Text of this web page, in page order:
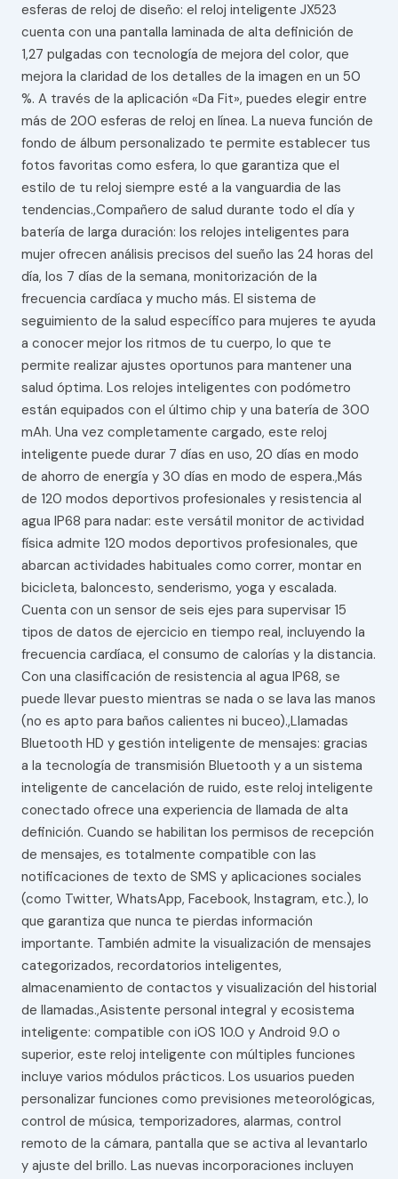
esferas de reloj de diseño: el reloj inteligente JX523
cuenta con una pantalla laminada de alta definición de
1,27 pulgadas con tecnología de mejora del color, que
mejora la claridad de los detalles de la imagen en un 50
%. A través de la aplicación «Da Fit», puedes elegir entre
más de 200 esferas de reloj en línea. La nueva función de
fondo de álbum personalizado te permite establecer tus
fotos favoritas como esfera, lo que garantiza que el
estilo de tu reloj siempre esté a la vanguardia de las
tendencias.,Compañero de salud durante todo el día y
batería de larga duración: los relojes inteligentes para
mujer ofrecen análisis precisos del sueño las 24 horas del
día, los 7 días de la semana, monitorización de la
frecuencia cardíaca y mucho más. El sistema de
seguimiento de la salud específico para mujeres te ayuda
a conocer mejor los ritmos de tu cuerpo, lo que te
permite realizar ajustes oportunos para mantener una
salud óptima. Los relojes inteligentes con podómetro
están equipados con el último chip y una batería de 300
mAh. Una vez completamente cargado, este reloj
inteligente puede durar 7 días en uso, 20 días en modo
de ahorro de energía y 30 días en modo de espera.,Más
de 120 modos deportivos profesionales y resistencia al
agua IP68 para nadar: este versátil monitor de actividad
física admite 120 modos deportivos profesionales, que
abarcan actividades habituales como correr, montar en
bicicleta, baloncesto, senderismo, yoga y escalada.
Cuenta con un sensor de seis ejes para supervisar 15
tipos de datos de ejercicio en tiempo real, incluyendo la
frecuencia cardíaca, el consumo de calorías y la distancia.
Con una clasificación de resistencia al agua IP68, se
puede llevar puesto mientras se nada o se lava las manos
(no es apto para baños calientes ni buceo).,Llamadas
Bluetooth HD y gestión inteligente de mensajes: gracias
a la tecnología de transmisión Bluetooth y a un sistema
inteligente de cancelación de ruido, este reloj inteligente
conectado ofrece una experiencia de llamada de alta
definición. Cuando se habilitan los permisos de recepción
de mensajes, es totalmente compatible con las
notificaciones de texto de SMS y aplicaciones sociales
(como Twitter, WhatsApp, Facebook, Instagram, etc.), lo
que garantiza que nunca te pierdas información
importante. También admite la visualización de mensajes
categorizados, recordatorios inteligentes,
almacenamiento de contactos y visualización del historial
de llamadas.,Asistente personal integral y ecosistema
inteligente: compatible con iOS 10.0 y Android 9.0 o
superior, este reloj inteligente con múltiples funciones
incluye varios módulos prácticos. Los usuarios pueden
personalizar funciones como previsiones meteorológicas,
control de música, temporizadores, alarmas, control
remoto de la cámara, pantalla que se activa al levantarlo
y ajuste del brillo. Las nuevas incorporaciones incluyen